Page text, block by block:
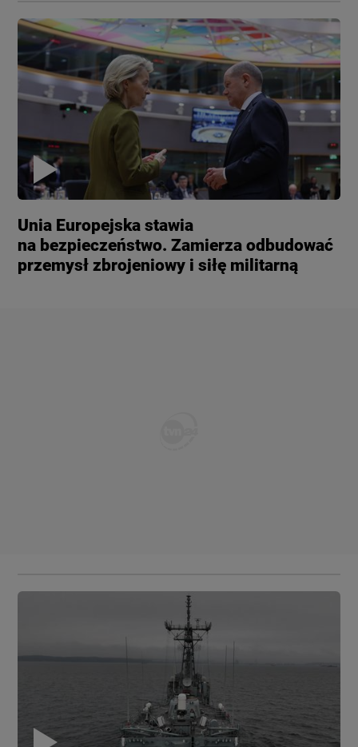
Unia Europejska stawia
na bezpieczeństwo. Zamierza odbudować
przemysł zbrojeniowy i siłę militarną